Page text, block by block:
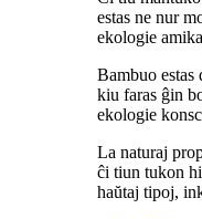
estas ne nur
ekologie
Bambuo estas
kiu faras ĝin
ekologie
La naturaj
ĉi tiun tukon
haŭtaj tipoj,